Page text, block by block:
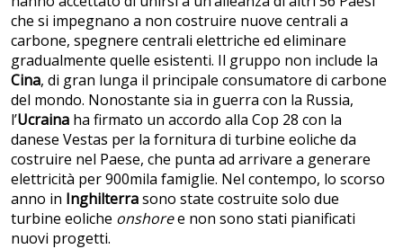
che si impegnano a non costruire nuove centrali a
carbone, spegnere centrali elettriche ed eliminare
gradualmente quelle esistenti. Il gruppo non include la
Cina, di gran lunga il principale consumatore di carbone
del mondo. Nonostante sia in guerra con la Russia,
l’Ucraina ha firmato un accordo alla Cop 28 con la
danese Vestas per la fornitura di turbine eoliche da
costruire nel Paese, che punta ad arrivare a generare
elettricità per 900mila famiglie. Nel contempo, lo scorso
anno in Inghilterrasono state costruite solo due
turbine eoliche onshoree non sono stati pianificati
nuovi progetti.